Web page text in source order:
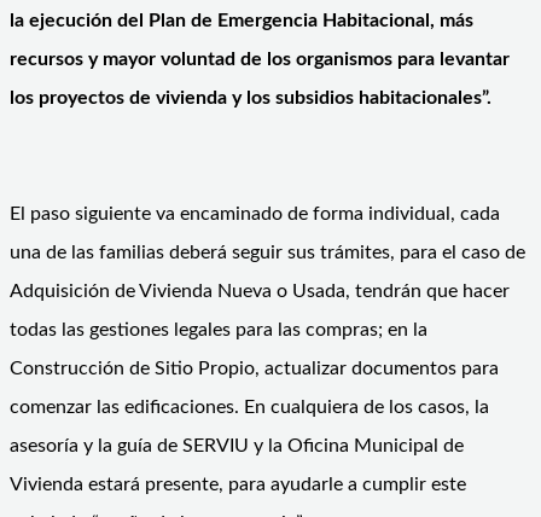
la ejecución del Plan de Emergencia Habitacional, más
recursos y mayor voluntad de los organismos para levantar
los proyectos de vivienda y los subsidios habitacionales”.
El paso siguiente va encaminado de forma individual, cada
una de las familias deberá seguir sus trámites, para el caso de
Adquisición de Vivienda Nueva o Usada, tendrán que hacer
todas las gestiones legales para las compras; en la
Construcción de Sitio Propio, actualizar documentos para
comenzar las edificaciones. En cualquiera de los casos, la
asesoría y la guía de SERVIU y la Oficina Municipal de
Vivienda estará presente, para ayudarle a cumplir este